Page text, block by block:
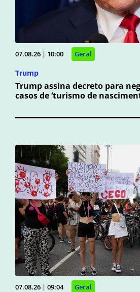
07.08.26 | 10:00 Geral
Trump
Trump assina decreto para
casos de ‘turismo de
07.08.26 | 09:04 Geral